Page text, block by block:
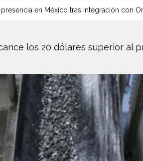
en México tras integración con
los 20 dólares superior al